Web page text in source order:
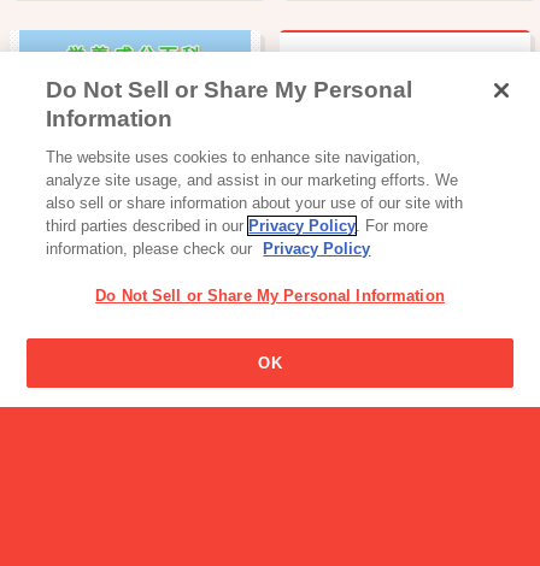
栄養成分百科
なぜカエルの貯金箱なの？
クレアの名前の由来はなん
カレーLEE
Do Not Sell or Share My Personal
Information
The website uses cookies to enhance site navigation,
analyze site usage, and assist in our marketing efforts. We
also sell or share information about your use of our site with
third parties described in our Privacy Policy. For more
information, please check our
Privacy Policy
Do Not Sell or Share My Personal Information
OK